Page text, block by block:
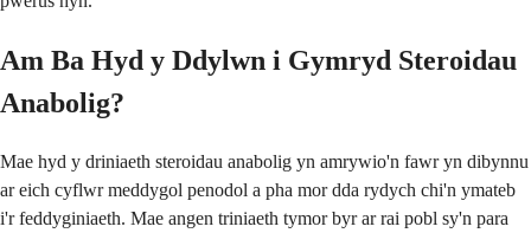
Am Ba Hyd y Ddylwn i Gymryd Steroidau
Anabolig?
Mae hyd y driniaeth steroidau anabolig yn amrywio'n fawr yn dibynnu
ar eich cyflwr meddygol penodol a pha mor dda rydych chi'n ymateb
i'r feddyginiaeth. Mae angen triniaeth tymor byr ar rai pobl sy'n para